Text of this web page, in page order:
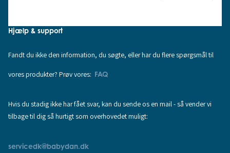
Hjælp & support
Fandt du ikke den information, du søgte, eller har du flere spørgsmål til
vores produkter? Prøv vores: FAQ
Hvis du stadig ikke har fået svar, kan du sende os en mail - så vender vi
tilbage til dig så hurtigt som overhovedet muligt:
servicedk@babydan.dk